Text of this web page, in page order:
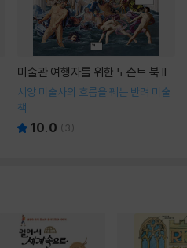
미술관 여행자를 위한 도슨트 북 II
서양 미술사의 흐름을 꿰는 반려 미술
책
10.0 ( 3)